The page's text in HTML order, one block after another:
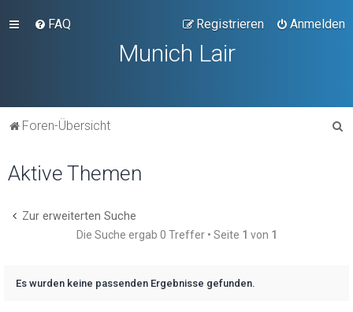
FAQ Anmelden
Registrieren
Munich Lair
Foren-Übersicht
Aktive Themen
Zur erweiterten Suche
Die Suche ergab 0 Treffer • Seite 1 von 1
Es wurden keine passenden Ergebnisse gefunden.